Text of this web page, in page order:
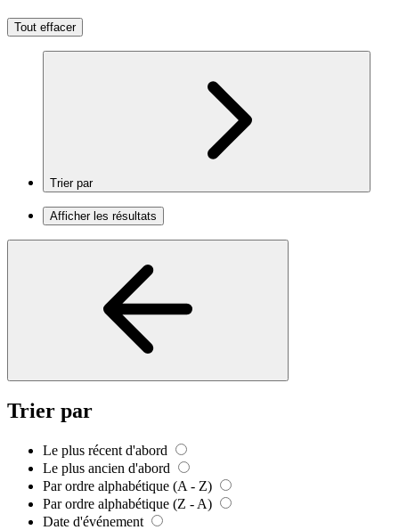
Tout effacer
Trier par
Afficher les résultats
Trier par
Le plus récent d'abord
Le plus ancien d'abord
Par ordre alphabétique (A - Z)
Par ordre alphabétique (Z - A)
Date d'événement